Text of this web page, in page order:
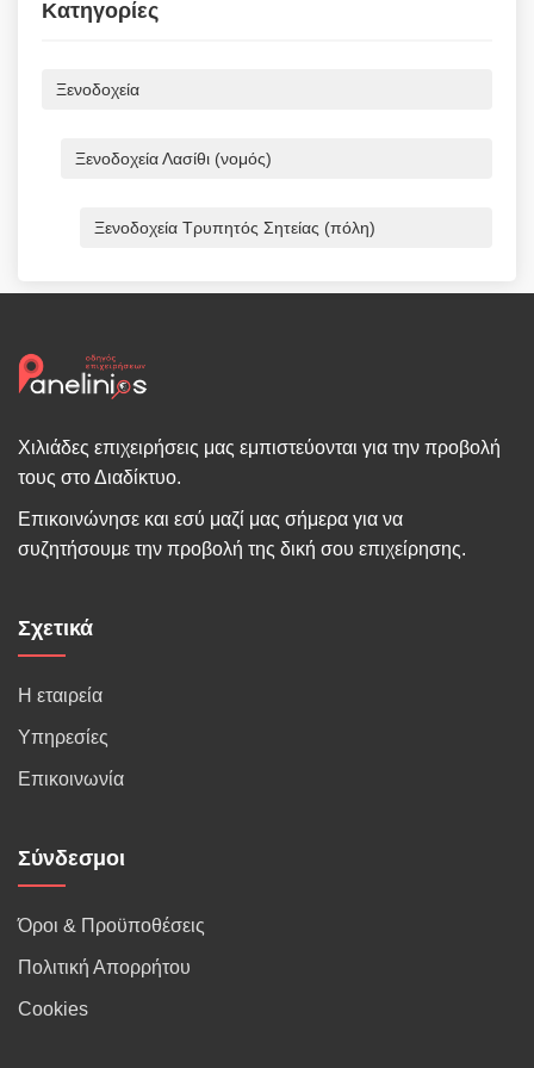
Κατηγορίες
Ξενοδοχεία
Ξενοδοχεία Λασίθι (νομός)
Ξενοδοχεία Τρυπητός Σητείας (πόλη)
Χιλιάδες επιχειρήσεις μας εμπιστεύονται για την προβολή
τους στο Διαδίκτυο.
Επικοινώνησε και εσύ μαζί μας σήμερα για να
συζητήσουμε την προβολή της δική σου επιχείρησης.
Σχετικά
Η εταιρεία
Υπηρεσίες
Επικοινωνία
Σύνδεσμοι
Όροι & Προϋποθέσεις
Πολιτική Απορρήτου
Cookies